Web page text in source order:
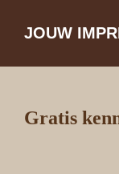
JOUW
Gratis